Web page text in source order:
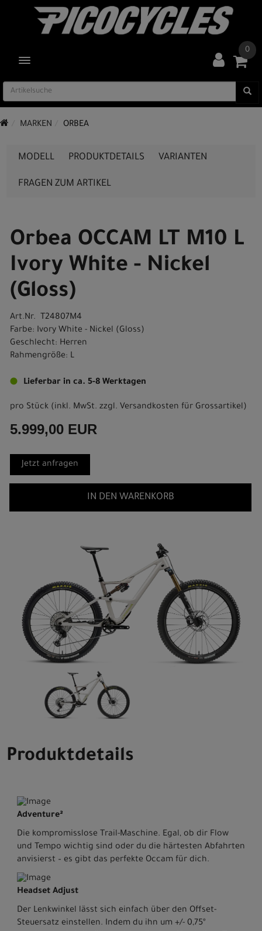
TOGGLE NAVIGATION
0
MARKEN ORBEA
MODELL PRODUKTDETAILS VARIANTEN
FRAGEN ZUM ARTIKEL
Orbea OCCAM LT M10 L
Ivory White - Nickel
(Gloss)
Art.Nr. T24807M4
Farbe: Ivory White - Nickel (Gloss)
Geschlecht: Herren
Rahmengröße: L
Lieferbar in ca. 5-8 Werktagen
pro Stück (inkl. MwSt. zzgl. Versandkosten für Grossartikel)
5.999,00 EUR
Jetzt anfragen
IN DEN WARENKORB
Produktdetails
Adventure²
Die kompromisslose Trail-Maschine. Egal, ob dir Flow
und Tempo wichtig sind oder du die härtesten Abfahrten
anvisierst – es gibt das perfekte Occam für dich.
Headset Adjust
Der Lenkwinkel lässt sich einfach über den Offset-
Steuersatz einstellen. Indem du ihn um +/- 0,75º